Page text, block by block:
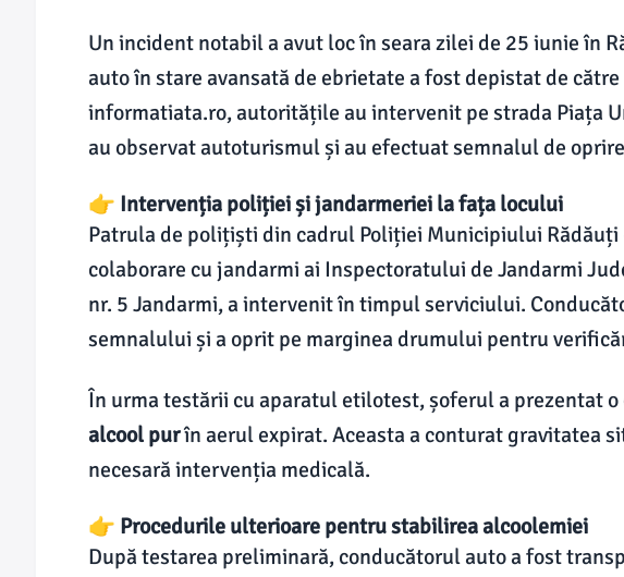
Un incident notabil a avut loc în seara zilei de 25 iunie în
auto în stare avansată de ebrietate a fost depistat de
informatiata.ro, autoritățile au intervenit pe strada Piața
au observat autoturismul și au efectuat semnalul de
👉 Intervenția poliției și jandarmeriei la fața locului
Patrula de polițiști din cadrul Poliției Municipiului Rădăuți
colaborare cu jandarmi ai Inspectoratului de Jandarmi
nr. 5 Jandarmi, a intervenit în timpul serviciului.
semnalului și a oprit pe marginea drumului pentru
În urma testării cu aparatul etilotest, șoferul a prezentat o
alcool purîn aerul expirat. Aceasta a conturat gravitatea
necesară intervenția medicală.
👉 Procedurile ulterioare pentru stabilirea alcoolemiei
După testarea preliminară, conducătorul auto a fost